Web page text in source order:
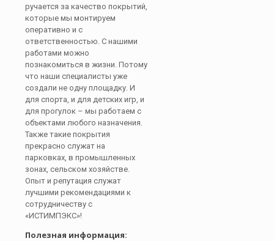
ручается за качество покрытий,
которые мы монтируем
оперативно и с
ответственностью. С нашими
работами можно
познакомиться в жизни. Потому
что наши специалисты уже
создали не одну площадку. И
для спорта, и для детских игр, и
для прогулок – мы работаем с
объектами любого назначения.
Также такие покрытия
прекрасно служат на
парковках, в промышленных
зонах, сельском хозяйстве.
Опыт и репутация служат
лучшими рекомендациями к
сотрудничеству с
«ИСТИМПЭКС»!
Полезная информация: